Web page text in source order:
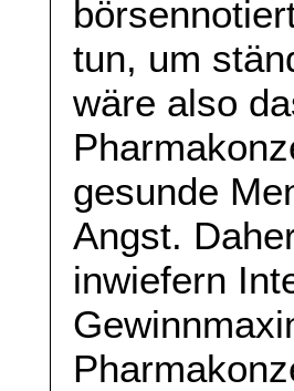
tun, um
wäre also
gesunde
Angst.
inwiefern